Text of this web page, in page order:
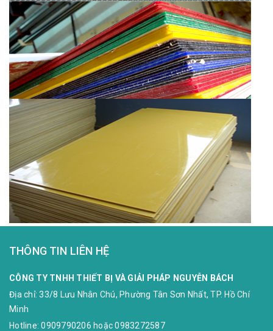
THÔNG TIN LIÊN HỆ
CÔNG TY TNHH THIẾT BỊ VÀ GIẢI PHÁP NGUYỄN BÁCH
Địa chỉ:33/8 Lưu Nhân Chú, Phường Tân Sơn Nhất, TP. Hồ Chí
Minh
Hotline:0909790206 hoặc0983272587